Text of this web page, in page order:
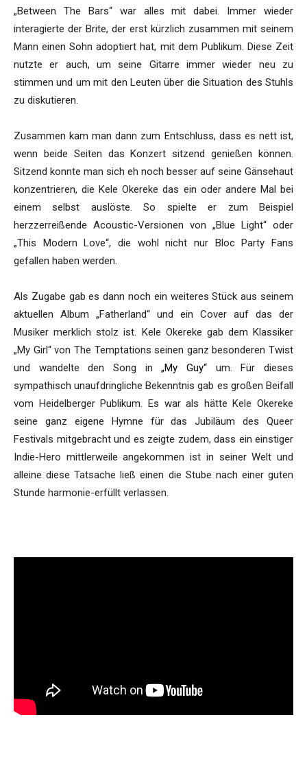
„Between The Bars“ war alles mit dabei. Immer wieder
interagierte der Brite, der erst kürzlich zusammen mit seinem
Mann einen Sohn adoptiert hat, mit dem Publikum. Diese Zeit
nutzte er auch, um seine Gitarre immer wieder neu zu
stimmen und um mit den Leuten über die Situation des Stuhls
zu diskutieren.
Zusammen kam man dann zum Entschluss, dass es nett ist,
wenn beide Seiten das Konzert sitzend genießen können.
Sitzend konnte man sich eh noch besser auf seine Gänsehaut
konzentrieren, die Kele Okereke das ein oder andere Mal bei
einem selbst auslöste. So spielte er zum Beispiel
herzzerreißende Acoustic-Versionen von „Blue Light“ oder
„This Modern Love“, die wohl nicht nur Bloc Party Fans
gefallen haben werden.
Als Zugabe gab es dann noch ein weiteres Stück aus seinem
aktuellen Album „Fatherland“ und ein Cover auf das der
Musiker merklich stolz ist. Kele Okereke gab dem Klassiker
„My Girl“ von The Temptations seinen ganz besonderen Twist
und wandelte den Song in„My Guy“ um. Für dieses
sympathisch unaufdringliche Bekenntnis gab es großen Beifall
vom Heidelberger Publikum. Es war als hätte Kele Okereke
seine ganz eigene Hymne für das Jubiläum des Queer
Festivals mitgebracht und es zeigte zudem, dass ein einstiger
Indie-Hero mittlerweile angekommen ist in seiner Welt und
alleine diese Tatsache ließ einen die Stube nach einer guten
Stunde harmonie-erfüllt verlassen.